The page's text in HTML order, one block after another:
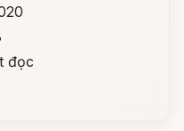
đọc